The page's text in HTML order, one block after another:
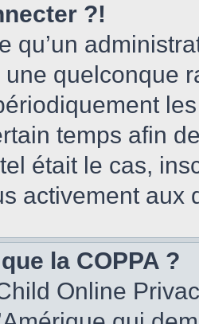
?!
qu’un
quelconque
temps afin
était le cas,
activement aux
la COPPA ?
Online